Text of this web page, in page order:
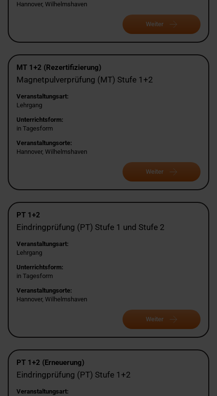
Hannover, Wilhelmshaven
Weiter
MT 1+2 (Rezertifizierung)
Magnetpulverprüfung (MT) Stufe 1+2
Veranstaltungsart:
Lehrgang
Unterrichtsform:
in Tagesform
Veranstaltungsorte:
Hannover, Wilhelmshaven
Weiter
PT 1+2
Eindringprüfung (PT) Stufe 1 und Stufe 2
Veranstaltungsart:
Lehrgang
Unterrichtsform:
in Tagesform
Veranstaltungsorte:
Hannover, Wilhelmshaven
Weiter
PT 1+2 (Erneuerung)
Eindringprüfung (PT) Stufe 1+2
Veranstaltungsart: